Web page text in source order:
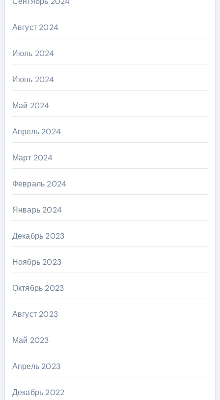
Август 2024
Июль 2024
Июнь 2024
Май 2024
Апрель 2024
Март 2024
Февраль 2024
Январь 2024
Декабрь 2023
Ноябрь 2023
Октябрь 2023
Август 2023
Май 2023
Апрель 2023
Декабрь 2022